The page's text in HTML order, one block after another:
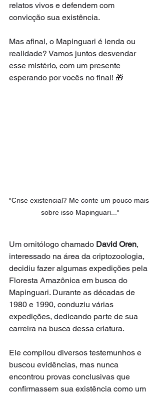
relatos vivos e defendem com
convicção sua existência.
Mas afinal, o Mapinguari é lenda ou
realidade? Vamos juntos desvendar
esse mistério, com um presente
esperando por vocês no final! 🎁
"Crise existencial? Me conte um pouco mais
sobre isso Mapinguari..."
Um ornitólogo chamado David Oren,
interessado na área da criptozoologia,
decidiu fazer algumas expedições pela
Floresta Amazônica em busca do
Mapinguari. Durante as décadas de
1980 e 1990, conduziu várias
expedições, dedicando parte de sua
carreira na busca dessa criatura.
Ele compilou diversos testemunhos e
buscou evidências, mas nunca
encontrou provas conclusivas que
confirmassem sua existência como um